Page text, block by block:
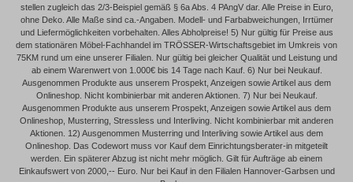
stellen zugleich das 2/3-Beispiel gemäß § 6a Abs. 4 PAngV dar. Alle Preise in Euro,
ohne Deko. Alle Maße sind ca.-Angaben. Modell- und Farbabweichungen, Irrtümer
und Liefermöglichkeiten vorbehalten. Alles Abholpreise! 5) Nur gültig für Preise aus
dem stationären Möbel-Fachhandel im TRÖSSER-Wirtschaftsgebiet im Umkreis von
75KM rund um eine unserer Filialen. Nur gültig bei gleicher Qualität und Leistung und
ab einem Warenwert von 1.000€ bis 14 Tage nach Kauf. 6) Nur bei Neukauf.
Ausgenommen Produkte aus unserem Prospekt, Anzeigen sowie Artikel aus dem
Onlineshop. Nicht kombinierbar mit anderen Aktionen. 7) Nur bei Neukauf.
Ausgenommen Produkte aus unserem Prospekt, Anzeigen sowie Artikel aus dem
Onlineshop, Musterring, Stressless und Interliving. Nicht kombinierbar mit anderen
Aktionen. 12) Ausgenommen Musterring und Interliving sowie Artikel aus dem
Onlineshop. Das Codewort muss vor Kauf dem Einrichtungsberater-in mitgeteilt
werden. Ein späterer Abzug ist nicht mehr möglich. Gilt für Aufträge ab einem
Einkaufswert von 2000,-- Euro. Nur bei Kauf in den Filialen Hannover-Garbsen und